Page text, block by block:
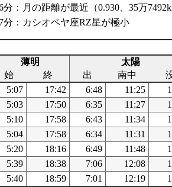
分：月の距離が最近（0.930、35万
分：カシオペヤ座RZ星が極小
薄明
太陽
始
終 出 南中
5:07 17:42 6:48 11:25
5:03 17:50 6:35 11:27
5:10 17:58 6:43 11:34
5:04 17:58 6:34 11:31
5:20 18:16 6:49 11:48
5:39 18:38 7:06 12:08
5:40 18:59 7:01 12:19